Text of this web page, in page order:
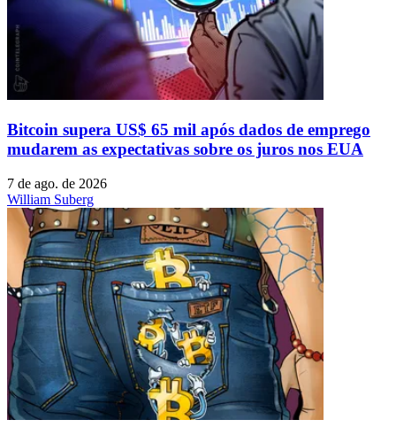
Bitcoin supera US$ 65 mil após dados de emprego
mudarem as expectativas sobre os juros nos EUA
7 de ago. de 2026
William Suberg